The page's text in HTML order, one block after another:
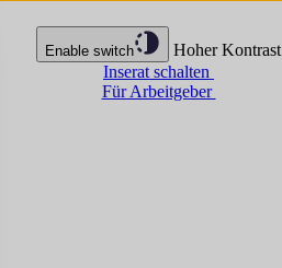
Enable switch
Hoher Kontrast
Inserat schalten
Für Arbeitgeber